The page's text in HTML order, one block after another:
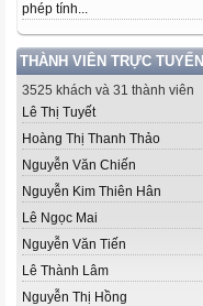
phép tính...
THÀNH VIÊN TRỰC TUYẾN
3525 khách và 31 thành viên
Lê Thị Tuyết
Hoàng Thị Thanh Thảo
Nguyễn Văn Chiến
Nguyễn Kim Thiên Hân
Lê Ngọc Mai
Nguyễn Văn Tiến
Lê Thành Lâm
Nguyễn Thị Hồng